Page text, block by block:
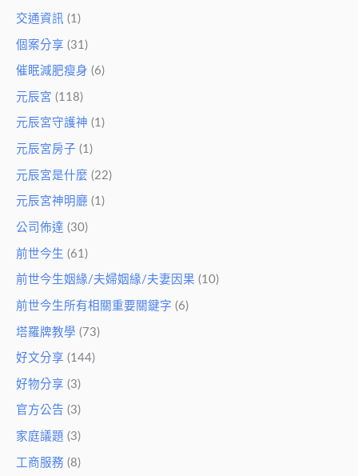
交通資訊 (1)
個案分享 (31)
催眠減肥瘦身 (6)
元辰宮 (118)
元辰宮守護神 (1)
元辰宮房子 (1)
元辰宮是什麼 (22)
元辰宮神明廳 (1)
公司佈達 (30)
前世今生 (61)
前世今生姻緣/夫婦姻緣/夫妻因果 (10)
前世今生所有相關重要關鍵字 (6)
塔羅牌教學 (73)
好文分享 (144)
好物分享 (3)
官方公告 (3)
家庭議題 (3)
工商服務 (8)